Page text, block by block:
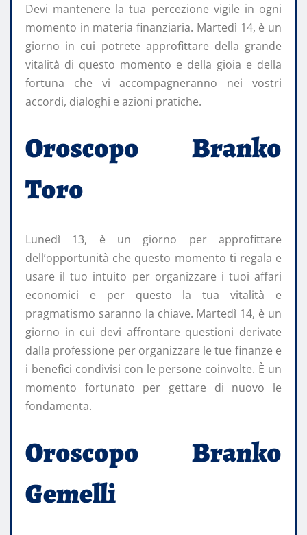
Devi mantenere la tua percezione vigile in ogni
momento in materia finanziaria. Martedì 14, è un
giorno in cui potrete approfittare della grande
vitalità di questo momento e della gioia e della
fortuna che vi accompagneranno nei vostri
accordi, dialoghi e azioni pratiche.
Oroscopo Branko
Toro
Lunedì 13, è un giorno per approfittare
dell’opportunità che questo momento ti regala e
usare il tuo intuito per organizzare i tuoi affari
economici e per questo la tua vitalità e
pragmatismo saranno la chiave. Martedì 14, è un
giorno in cui devi affrontare questioni derivate
dalla professione per organizzare le tue finanze e
i benefici condivisi con le persone coinvolte. È un
momento fortunato per gettare di nuovo le
fondamenta.
Oroscopo Branko
Gemelli